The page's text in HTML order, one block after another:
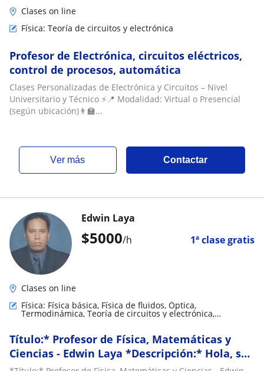
Clases on line
Física: Teoría de circuitos y electrónica
Profesor de Electrónica, circuitos eléctricos,
control de procesos, automática
Clases Personalizadas de Electrónica y Circuitos – Nivel
Universitario y Técnico ⚡📍 Modalidad: Virtual o Presencial
(según ubicación)👨‍🏫...
ver más Contactar
$5000/h 1ª clase gratis
Edwin Laya
Clases on line
Física: Física básica, Física de fluidos, Óptica,
Termodinámica, Teoría de circuitos y electrónica,
Relatividad, Astrofísica, Física mecánica, Física Nuclear y
Título:* Profesor de Física, Matemáticas y
Ciencias - Edwin Laya *Descripción:* Hola, soy
Edwin Laya, un ingeniero industrial